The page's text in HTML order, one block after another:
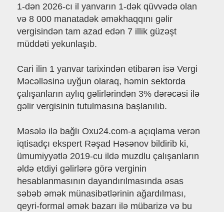
1-dən 2026-cı il yanvarın 1-dək qüvvədə olan
və 8 000 manatadək əməkhaqqını gəlir
vergisindən tam azad edən 7 illik güzəşt
müddəti yekunlaşıb.
Cari ilin 1 yanvar tarixindən etibarən isə Vergi
Məcəlləsinə uyğun olaraq, həmin sektorda
çalışanların aylıq gəlirlərindən 3% dərəcəsi ilə
gəlir vergisinin tutulmasına başlanılıb.
Məsələ ilə bağlı Oxu24.com-a açıqlama verən
iqtisadçı ekspert Rəşad Həsənov bildirib ki,
ümumiyyətlə 2019-cu ildə muzdlu çalışanların
əldə etdiyi gəlirlərə görə verginin
hesablanmasının dayandırılmasında əsas
səbəb əmək münasibətlərinin ağardılması,
qeyri-formal əmək bazarı ilə mübarizə və bu